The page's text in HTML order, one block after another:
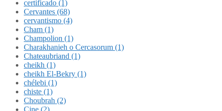
certificado (1)
Cervantes (68)
cervantismo (4)
Cham (1)
Champolion (1)
Charakhanieh o Cercasorum (1)
Chateaubriand (1)
cheikh (1)
cheikh El-Bekry (1)
chélebi (1)
chiste (1)
Choubrah (2)
Cine (2)